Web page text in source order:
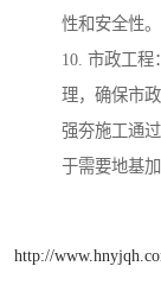
性和安全性。
10. 市政工程
理，确保市
强夯施工通
于需要地基
http://